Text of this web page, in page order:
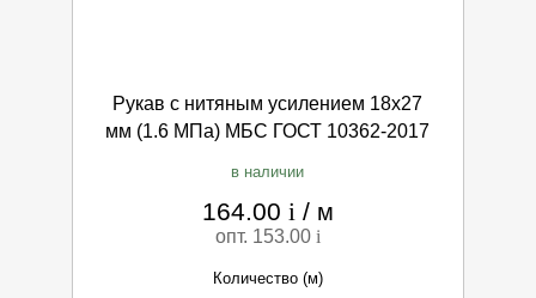
Рукав с нитяным усилением 18х27
мм (1.6 МПа) МБС ГОСТ 10362-2017
в наличии
164.00 i / м
опт. 153.00 i
Количество (м)